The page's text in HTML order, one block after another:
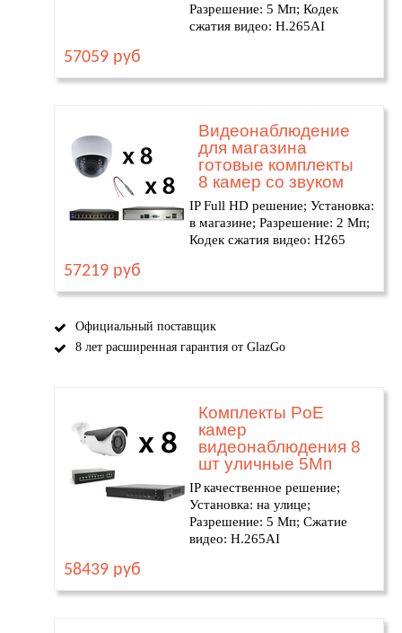
Разрешение: 5 Мп; Кодек
сжатия видео: H.265AI
57059 руб
Видеонаблюдение
для магазина
готовые комплекты
8 камер со звуком
IP Full HD решение; Установка:
в магазине; Разрешение: 2 Мп;
Кодек сжатия видео: H265
57219 руб
Официальный поставщик
8 лет расширенная гарантия от GlazGo
Комплекты PoE
камер
видеонаблюдения 8
шт уличные 5Мп
IP качественное решение;
Установка: на улице;
Разрешение: 5 Мп; Сжатие
видео: H.265AI
58439 руб